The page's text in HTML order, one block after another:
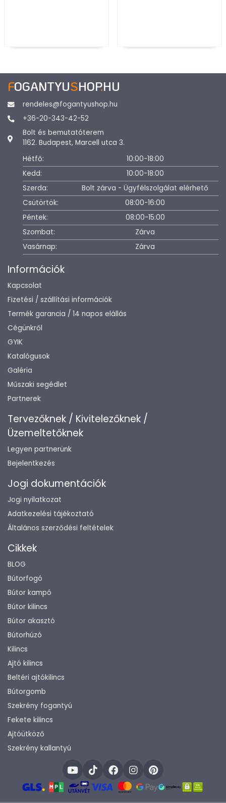
FOGANTYUSHOP.HU
rendeles@fogantyushop.hu
+36-20-343-42-52
Bolt és bemutatóterem
1162. Budapest, Marcell utca 3.
Hétfő:
10:00-18:00
Kedd:
10:00-18:00
Szerda:
Bolt zárva - Ügyfélszolgálat elérhető
Csütörtök:
08:00-16:00
Péntek:
08:00-15:00
Szombat:
Zárva
Vasárnap:
Zárva
Információk
Kapcsolat
Fizetési / szállítási információk
Termék garancia / 14 napos elállás
Cégünkről
GYIK
Katalógusok
Galéria
Műszaki segédlet
Partnerek
Tervezőknek / Kivitelezőknek /
Üzemeltetőknek
Legyen partnerünk
Bejelentkezés
Jogi dokumentációk
Jogi nyilatkozat
Adatkezelési tájékoztató
Általános szerződési feltételek
Cikkek
BLOG
Bútorfogó
Bútor kampó
Bútor kilincs
Bútor akasztó
Bútorhúzó
Kilincs
Ajtó kilincs
Beltéri ajtókilincs
Bútorgomb
Szekrény fogantyú
Fekete kilincs
Ajtóütköző
Szekrény kallantyú